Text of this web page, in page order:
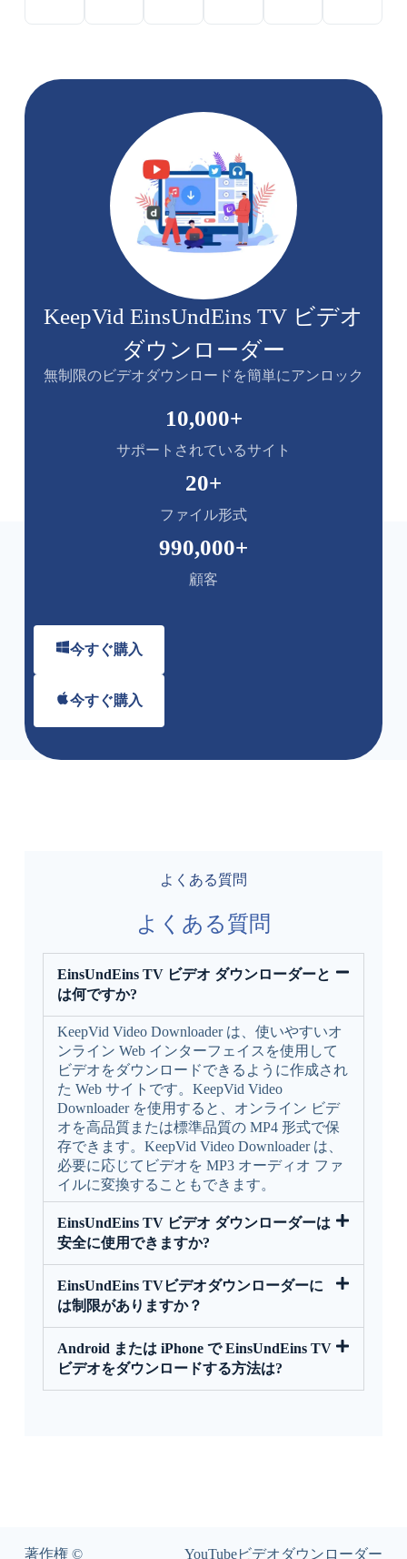
KeepVid EinsUndEins TV ビデオ
ダウンローダー
無制限のビデオダウンロードを簡単にアンロック
サポートされているサイト
10,000+
ファイル形式
20+
顧客
990,000+
今すぐ購入
今すぐ購入
よくある質問
よくある質問
EinsUndEins TV ビデオ ダウンローダーと
は何ですか?
KeepVid Video Downloader は、使いやすいオ
ンライン Web インターフェイスを使用して
ビデオをダウンロードできるように作成され
た Web サイトです。KeepVid Video
Downloader を使用すると、オンライン ビデ
オを高品質または標準品質の MP4 形式で保
存できます。KeepVid Video Downloader は、
必要に応じてビデオを MP3 オーディオ ファ
イルに変換することもできます。
EinsUndEins TV ビデオ ダウンローダーは
安全に使用できますか?
EinsUndEins TVビデオダウンローダーに
は制限がありますか？
Android または iPhone で EinsUndEins TV
ビデオをダウンロードする方法は?
著作権 © YouTubeビデオダウンローダー